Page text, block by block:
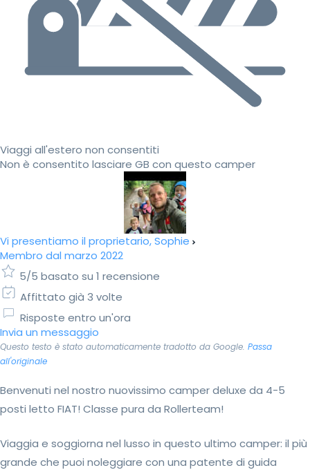
Viaggi all'estero non consentiti
Non è consentito lasciare GB con questo camper
Vi presentiamo il proprietario, Sophie
Membro dal marzo 2022
5/5 basato su 1 recensione
Affittato già 3 volte
Risposte entro un'ora
Invia un messaggio
Questo testo è stato automaticamente tradotto da Google. Passa
all'originale
Benvenuti nel nostro nuovissimo camper deluxe da 4-5
posti letto FIAT! Classe pura da Rollerteam!
Viaggia e soggiorna nel lusso in questo ultimo camper: il più
grande che puoi noleggiare con una patente di guida